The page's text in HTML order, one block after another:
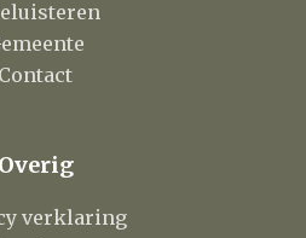
Contact
Overig
verklaring